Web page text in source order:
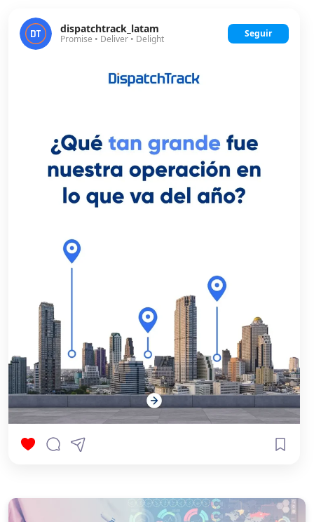
dispatchtrack_latam
Promise • Deliver • Delight Seguir